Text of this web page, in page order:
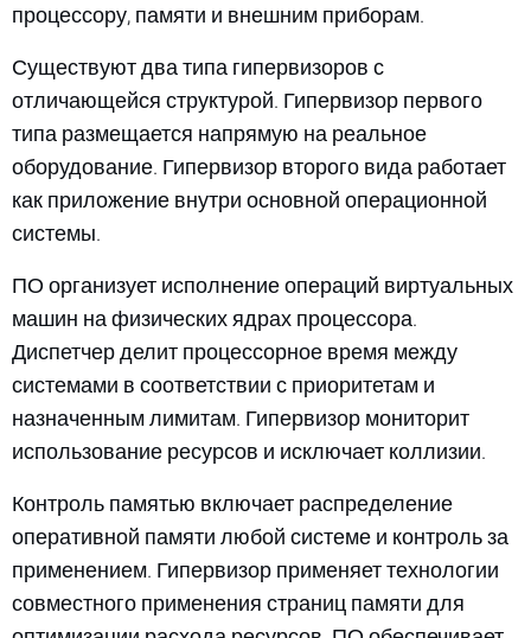
процессору, памяти и внешним приборам.
Существуют два типа гипервизоров с
отличающейся структурой. Гипервизор первого
типа размещается напрямую на реальное
оборудование. Гипервизор второго вида работает
как приложение внутри основной операционной
системы.
ПО организует исполнение операций виртуальных
машин на физических ядрах процессора.
Диспетчер делит процессорное время между
системами в соответствии с приоритетам и
назначенным лимитам. Гипервизор мониторит
использование ресурсов и исключает коллизии.
Контроль памятью включает распределение
оперативной памяти любой системе и контроль за
применением. Гипервизор применяет технологии
совместного применения страниц памяти для